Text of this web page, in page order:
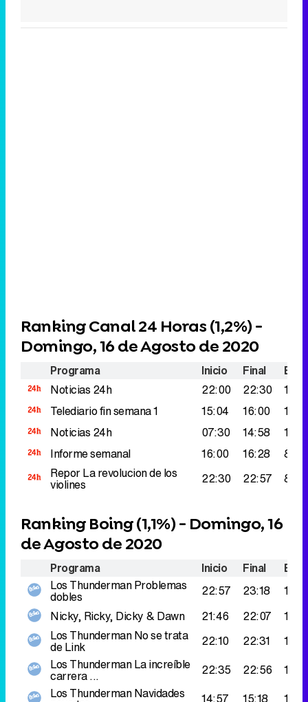
Ranking Canal 24 Horas (1,2%) -
Domingo, 16 de Agosto de 2020
Programa Inicio Final
Noticias 24h
22:00 22:30
Telediario fin semana 1
15:04 16:00
Noticias 24h
07:30 14:58
Informe semanal
16:00 16:28
ReporLa revolucion de los
violines 22:30 22:57
Ranking Boing (1,1%) - Domingo, 16
de Agosto de 2020
Programa Inicio Final
Los ThundermanProblemas
dobles 22:57 23:18
Nicky, Ricky, Dicky & Dawn
21:46 22:07
Los ThundermanNo se trata
de Link 22:10 22:31
Los ThundermanLa increíble
carrera ... 22:35 22:56
Los ThundermanNavidades